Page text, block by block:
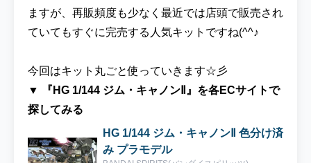
ますが、再販頻度も少なく最近では店頭で販売され
ていてもすぐに完売する人気キットですね(^^♪
今回はキット丸ごと使っていきます☆彡
▼ 『HG 1/144 ジム・キャノンⅡ』を各ECサイトで
探してみる
HG 1/144 ジム・キャノンⅡ 色分け済
み プラモデル